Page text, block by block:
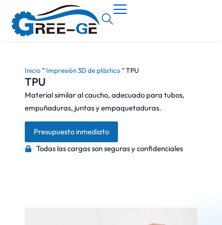
Inicio " Impresión 3D de plástico "TPU
TPU
Material similar al caucho, adecuado para tubos,
empuñaduras, juntas y empaquetaduras.
Presupuesto inmediato
Todas las cargas son seguras y confidenciales